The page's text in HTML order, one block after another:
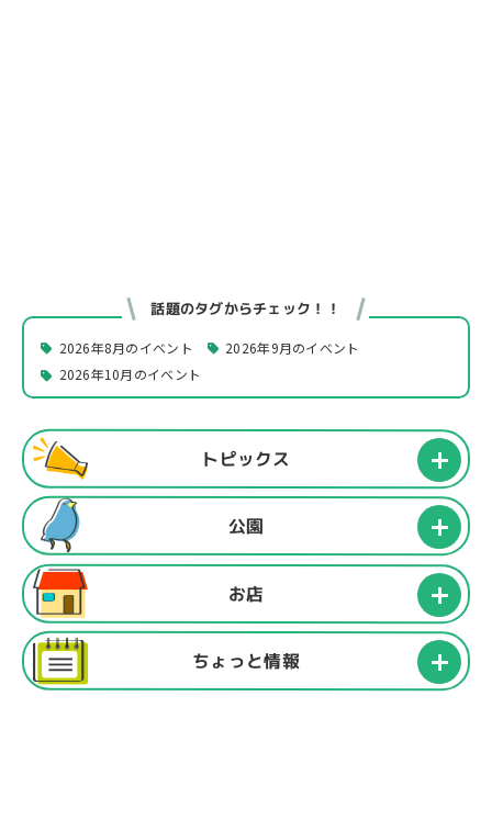
話題のタグからチェック！！
2026年8月のイベント
2026年9月のイベント
2026年10月のイベント
トピックス
公園
お店
ちょっと情報